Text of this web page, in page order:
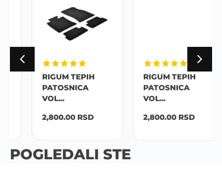
RIGUM TEPIH
PATOSNICA
VOL...
2,800.00RSD
RIGUM TEPIH
PATOSNICA
VOL...
2,800.00RSD
POGLEDALI STE